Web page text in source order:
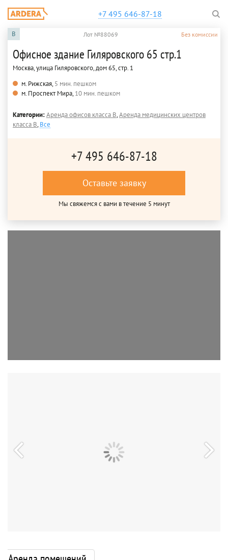
+7 495 646-87-18
B Лот №88069 Без комиссии
Офисное здание Гиляровского 65 стр.1
Москва, улица Гиляровского, дом 65, стр. 1
м. Рижская,5 мин. пешком
м. Проспект Мира,10 мин. пешком
Категории:Аренда офисов класса B,Аренда медицинских центров
класса B,Все
+7 495 646-87-18
Оставьте заявку
Мы свяжемся с вами в течение 5 минут